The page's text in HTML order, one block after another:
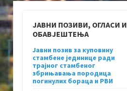
ЈАВНИ ПОЗИВИ, ОГЛАСИ И
ОБАВЈЕШТЕЊА
Јавни позив за куповину
стамбене јединице ради
трајног стамбеног
збрињавања породица
погинулих бораца и РВИ